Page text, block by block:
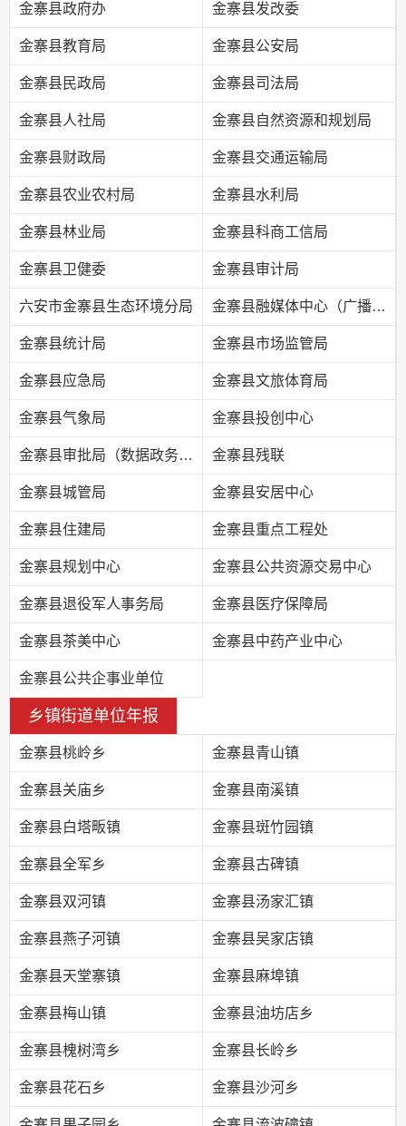
金寨县政府办 金寨县发改委
金寨县教育局 金寨县公安局
金寨县民政局 金寨县司法局
金寨县人社局 金寨县自然资源和规划局
金寨县财政局 金寨县交通运输局
金寨县农业农村局 金寨县水利局
金寨县林业局 金寨县科商工信局
金寨县卫健委 金寨县审计局
六安市金寨县生态环境分局 金寨县融媒体中心（广播电视台）
金寨县统计局 金寨县市场监管局
金寨县应急局 金寨县文旅体育局
金寨县气象局 金寨县投创中心
金寨县审批局（数据政务局） 金寨县残联
金寨县城管局 金寨县安居中心
金寨县住建局 金寨县重点工程处
金寨县规划中心 金寨县公共资源交易中心
金寨县退役军人事务局 金寨县医疗保障局
金寨县茶美中心 金寨县中药产业中心
金寨县公共企事业单位
乡镇街道单位年报
金寨县桃岭乡 金寨县青山镇
金寨县关庙乡 金寨县南溪镇
金寨县白塔畈镇 金寨县斑竹园镇
金寨县全军乡 金寨县古碑镇
金寨县双河镇 金寨县汤家汇镇
金寨县燕子河镇 金寨县吴家店镇
金寨县天堂寨镇 金寨县麻埠镇
金寨县梅山镇 金寨县油坊店乡
金寨县槐树湾乡 金寨县长岭乡
金寨县花石乡 金寨县沙河乡